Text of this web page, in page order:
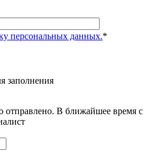
персональных данных.*
заполнения
В ближайшее время с